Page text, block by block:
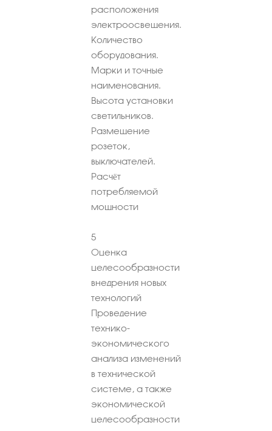
расположения
электроосвещения.
Количество
оборудования.
Марки и точные
наименования.
Высота установки
светильников.
Размещение
розеток,
выключателей.
Расчёт
потребляемой
мощности
5
Оценка
целесообразности
внедрения новых
технологий
Проведение
технико-
экономического
анализа изменений
в технической
системе, а также
экономической
целесообразности